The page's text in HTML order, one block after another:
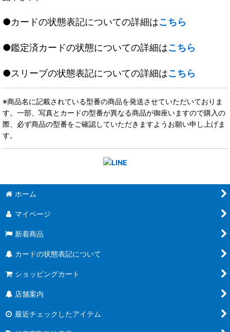
●カードの状態表記についての詳細はこちら
●鑑定済カードの状態についての詳細はこちら
●スリーブの状態表記についての詳細はこちら
※商品名に記載されている型番の商品を発送させていただいておりま
す。一部、写真とカードの型番が異なる商品が御座いますので購入の
際、必ず商品の型番をご確認していただきますようお願い申し上げま
す。
ホーム
マイページ
新着商品
カードの状態表記について
ショッピングカート
店舗案内
最近チェックしたアイテム